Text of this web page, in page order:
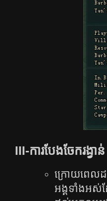
III-ការបែងចែករង្វាន់
ក្រោយពេលដ
អង្គ​ទាំង​អស់​ដ